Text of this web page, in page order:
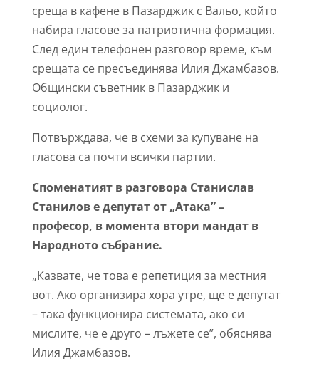
среща в кафене в Пазарджик с Вальо, който
набира гласове за патриотична формация.
След един телефонен разговор време, към
срещата се пресъединява Илия Джамбазов.
Общински съветник в Пазарджик и
социолог.
Потвърждава, че в схеми за купуване на
гласова са почти всички партии.
Споменатият в разговора Станислав
Станилов е депутат от „Атака” –
професор, в момента втори мандат в
Народното събрание.
„Казвате, че това е репетиция за местния
вот. Ако организира хора утре, ще е депутат
– така функционира системата, ако си
мислите, че е друго – лъжете се”, обяснява
Илия Джамбазов.